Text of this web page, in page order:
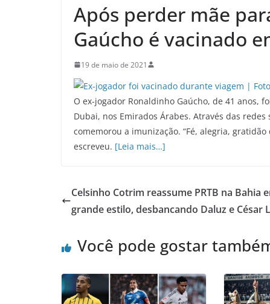
Após perder mãe
Gaúcho é vacinado
19 de maio de 2021
O ex-jogador Ronaldinho Gaúcho, de 41 anos,
Dubai, nos Emirados Árabes. Através das redes
comemorou a imunização. “Fé, alegria,
escreveu. [Leia mais…]
Celsinho Cotrim reassume PRTB na Bahia
grande estilo, desbancando Daluz e César
Você pode gostar